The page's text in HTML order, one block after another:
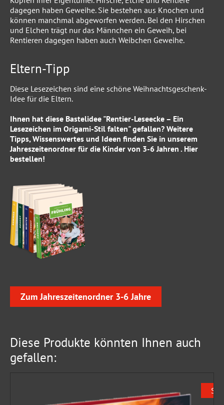
dagegen haben Geweihe. Sie bestehen aus Knochen und
können manchmal abgeworfen werden. Bei den Hirschen
und Elchen trägt nur das Männchen ein Geweih, bei
Rentieren dagegen haben auch Weibchen Geweihe.
Eltern-Tipp
Diese Lesezeichen sind eine schöne Weihnachtsgeschenk-
Idee für die Eltern.
Ihnen hat diese Bastelidee "Rentier-Leseecke – Ein
Lesezeichen im Origami-Stil falten" gefallen? Weitere
Tipps, Wissenswertes und Ideen finden Sie in unserem
Jahreszeitenordner für die Kinder von 3-6 Jahren . Hier
bestellen!
Zum Jahreszeitenordner 3-6 Jahre
Diese Produkte könnten Ihnen auch
gefallen: